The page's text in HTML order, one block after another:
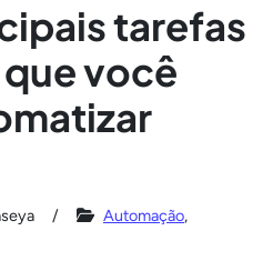
tarefas
que você
Automação,